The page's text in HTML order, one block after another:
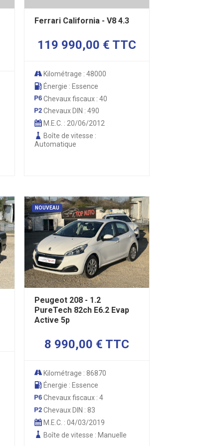
Ferrari California - V8 4.3
119 990,00 € TTC
Kilométrage : 48000
Énergie : Essence
Chevaux fiscaux : 40
Chevaux DIN : 490
M.E.C. : 20/06/2012
Boîte de vitesse :
Automatique
NOUVEAU
Peugeot 208 - 1.2
PureTech 82ch E6.2 Evap
Active 5p
8 990,00 € TTC
Kilométrage : 86870
Énergie : Essence
Chevaux fiscaux : 4
Chevaux DIN : 83
M.E.C. : 04/03/2019
Boîte de vitesse : Manuelle